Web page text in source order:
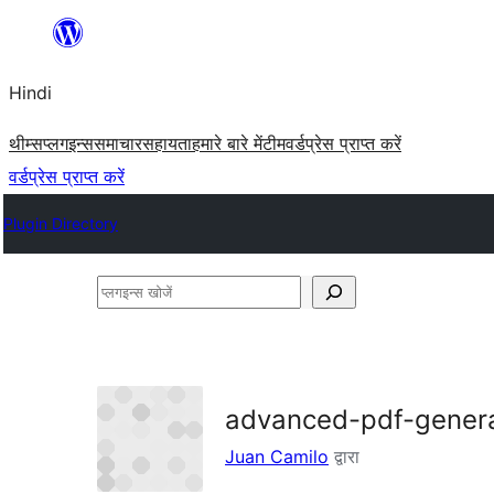
सामग्री
जाएं
Hindi
थीम्सप्लगइन्ससमाचारसहायताहमारे बारे मेंटीमवर्डप्रेस प्राप्त करें
वर्डप्रेस प्राप्त करें
Plugin Directory
प्लगइन्स
advanced-pdf-
Juan Camilo द्वारा